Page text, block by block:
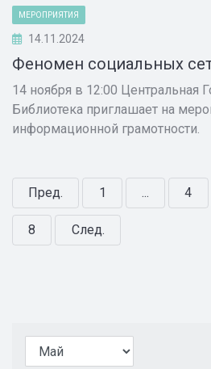
МЕРОПРИЯТИЯ
14.11.2024
Феномен социальных
14 ноября в 12:00 Центральная
Библиотека приглашает на
информационной грамотности.
Пред. 1 ... 4
8 След.